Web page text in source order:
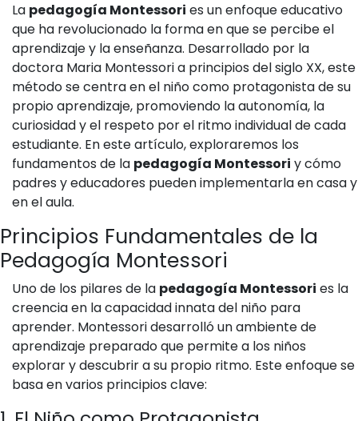
La pedagogía Montessori es un enfoque educativo
que ha revolucionado la forma en que se percibe el
aprendizaje y la enseñanza. Desarrollado por la
doctora Maria Montessori a principios del siglo XX, este
método se centra en el niño como protagonista de su
propio aprendizaje, promoviendo la autonomía, la
curiosidad y el respeto por el ritmo individual de cada
estudiante. En este artículo, exploraremos los
fundamentos de la pedagogía Montessori y cómo
padres y educadores pueden implementarla en casa y
en el aula.
Principios Fundamentales de la
Pedagogía Montessori
Uno de los pilares de la pedagogía Montessori es la
creencia en la capacidad innata del niño para
aprender. Montessori desarrolló un ambiente de
aprendizaje preparado que permite a los niños
explorar y descubrir a su propio ritmo. Este enfoque se
basa en varios principios clave: